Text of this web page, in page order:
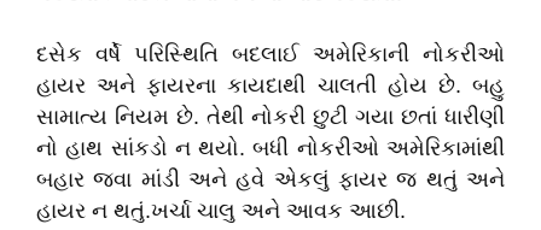
દસેક વર્ષે પરિસ્થિતિ બદલાઈ અમેરિકાની નોકરીઓ
હાયર અને ફાયરના કાયદાથી ચાલતી હોય છે. બહુ
સામાત્ય નિયમ છે. તેથી નોકરી છુટી ગયા છતાં ધારીણી
નો હાથ સાંકડો ન થયો. બધી નોકરીઓ અમેરિકામાંથી
બહાર જવા માંડી અને હવે એકલું ફાયર જ થતું અને
હાયર ન થતું.ખર્ચા ચાલુ અને આવક આછી.